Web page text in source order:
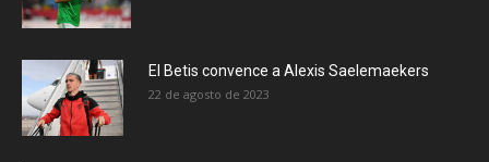
El Betis convence a Alexis Saelemaekers
22 de agosto de 2023